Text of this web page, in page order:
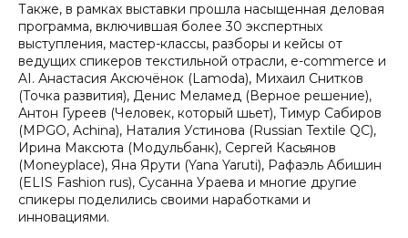
Также, в рамках выставки прошла насыщенная деловая
программа, включившая более 30 экспертных
выступления, мастер-классы, разборы и кейсы от
ведущих спикеров текстильной отрасли, e-commerce и
AI. Анастасия Аксючёнок (Lamoda), Михаил Снитков
(Точка развития), Денис Меламед (Верное решение),
Антон Гуреев (Человек, который шьет), Тимур Сабиров
(MPGO, Achina), Наталия Устинова (Russian Textile QC),
Ирина Максюта (Модульбанк), Сергей Касьянов
(Moneyplace), Яна Ярути (Yana Yaruti), Рафаэль Абишин
(ELIS Fashion rus), Сусанна Ураева и многие другие
спикеры поделились своими наработками и
инновациями.